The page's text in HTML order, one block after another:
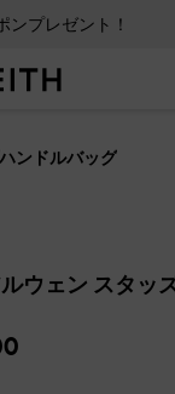
ンプレゼント！
ンドルバッグ
ウェン スタッ